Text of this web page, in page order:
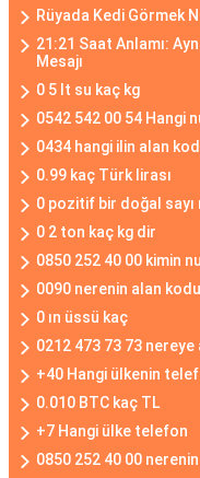
Rüyada Kedi Görmek
21:21 Saat Anlamı:
Mesajı
0 5 lt su kaç kg
0542 542 00 54 Hangi
0434 hangi ilin alan
0.99 kaç Türk lirası
0 pozitif bir doğal sayı
0 2 ton kaç kg dir
0850 252 40 00 kimin
0090 nerenin alan kodu
0 ın üssü kaç
0212 473 73 73 nereye
+40 Hangi ülkenin
0.010 BTC kaç TL
+7 Hangi ülke telefon
0850 252 40 00